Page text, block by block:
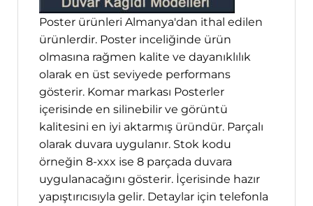
Poster ürünleri Almanya'dan ithal edilen
ürünlerdir. Poster inceliğinde ürün
olmasına rağmen kalite ve dayanıklılık
olarak en üst seviyede performans
gösterir. Komar markası Posterler
içerisinde en silinebilir ve görüntü
kalitesini en iyi aktarmış üründür. Parçalı
olarak duvara uygulanır. Stok kodu
örneğin 8-xxx ise 8 parçada duvara
uygulanacağını gösterir. İçerisinde hazır
yapıştırıcısıyla gelir. Detaylar için telefonla